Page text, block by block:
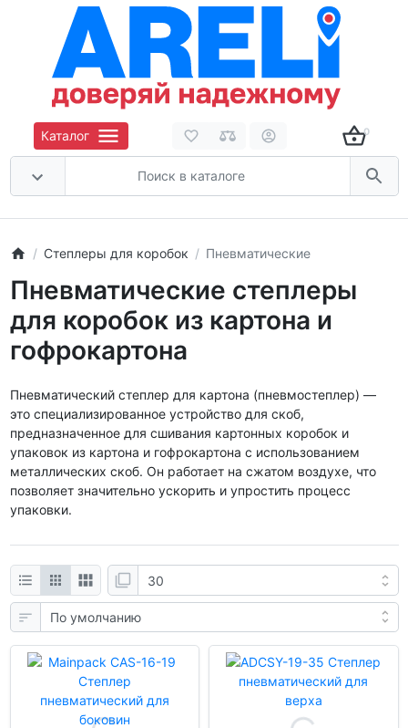
Каталог 0
Степлеры для коробок Пневматические
Пневматические степлеры
для коробок из картона и
гофрокартона
Пневматический степлер для картона (пневмостеплер) —
это специализированное устройство для скоб,
предназначенное для сшивания картонных коробок и
упаковок из картона и гофрокартона с использованием
металлических скоб. Он работает на сжатом воздухе, что
позволяет значительно ускорить и упростить процесс
упаковки.